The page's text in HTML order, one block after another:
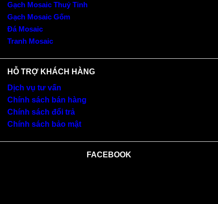
Gạch Mosaic Thuỷ Tinh
Gạch Mosaic Gốm
Đá Mosaic
Tranh Mosaic
HỖ TRỢ KHÁCH HÀNG
Dịch vụ tư vấn
Chính sách bán hàng
Chính sách đổi trả
Chính sách bảo mật
FACEBOOK